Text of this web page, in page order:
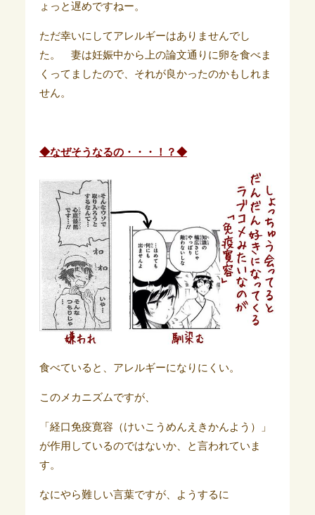
ょっと遅めですねー。
ただ幸いにしてアレルギーはありませんでし
た。 妻は妊娠中から上の論文通りに卵を食べま
くってましたので、それが良かったのかもしれま
せん。
◆なぜそうなるの・・・！？◆
食べていると、アレルギーになりにくい。
このメカニズムですが、
「経口免疫寛容（けいこうめんえきかんよう）」
が作用しているのではないか、と言われていま
す。
なにやら難しい言葉ですが、ようするに